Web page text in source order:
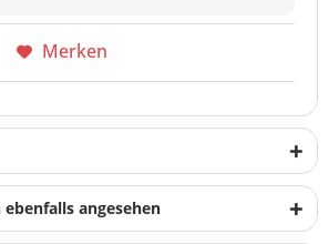
Merken
angesehen